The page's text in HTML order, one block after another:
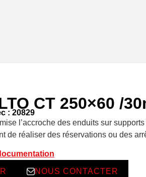
CT 250×60 /
: 20829
l’accroche des enduits sur
de réaliser des réservations ou des
NOUS CONTACTER